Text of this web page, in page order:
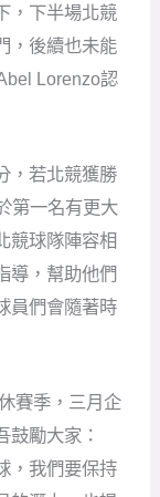
，下半場北競
，後續也未能
Lorenzo認
，若北競獲勝
第一名有更大
競球隊陣容相
導，幫助他們
員們會隨著時
賽季，三月企
鼓勵大家：
，我們要保持